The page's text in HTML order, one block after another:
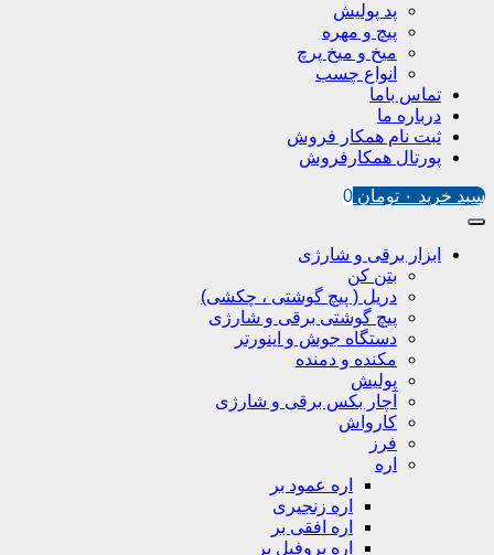
پد پولیش
پیچ و مهره
میخ و میخ پرچ
انواع چسب
تماس باما
درباره ما
ثبت نام همکار فروش
پورتال همکارفروش
سبد خرید ۰ تومان 0
ابزار برقی و شارژی
بتن کن
دریل ( پیچ گوشتی ، چکشی)
پیچ گوشتی برقی و شارژی
دستگاه جوش و اینورتر
مکنده و دمنده
پولیش
آچار بکس برقی و شارژی
کارواش
فرز
اره
اره عمود بر
اره زنجیری
اره افقی بر
اره پروفیل پر